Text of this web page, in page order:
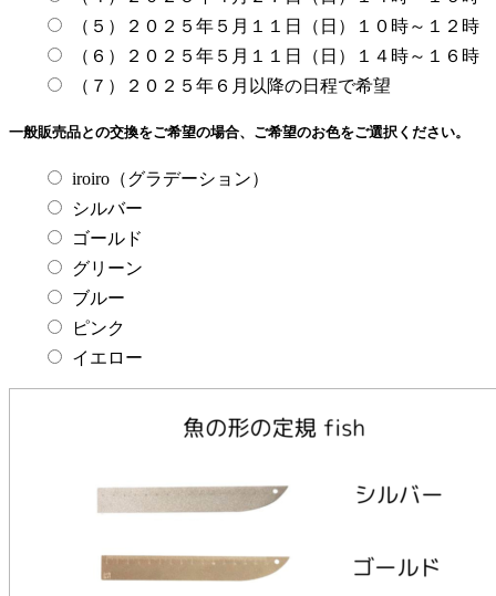
（５）２０２５年５月１１日（日）１０時～１２時
（６）２０２５年５月１１日（日）１４時～１６時
（７）２０２５年６月以降の日程で希望
一般販売品との交換をご希望の場合、ご希望のお色をご選択ください。
iroiro（グラデーション）
シルバー
ゴールド
グリーン
ブルー
ピンク
イエロー